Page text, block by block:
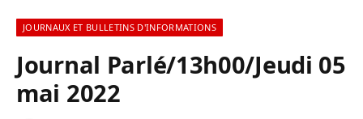
JOURNAUX ET BULLETINS D'INFORMATIONS
Journal Parlé/13h00/Jeudi 05
mai 2022